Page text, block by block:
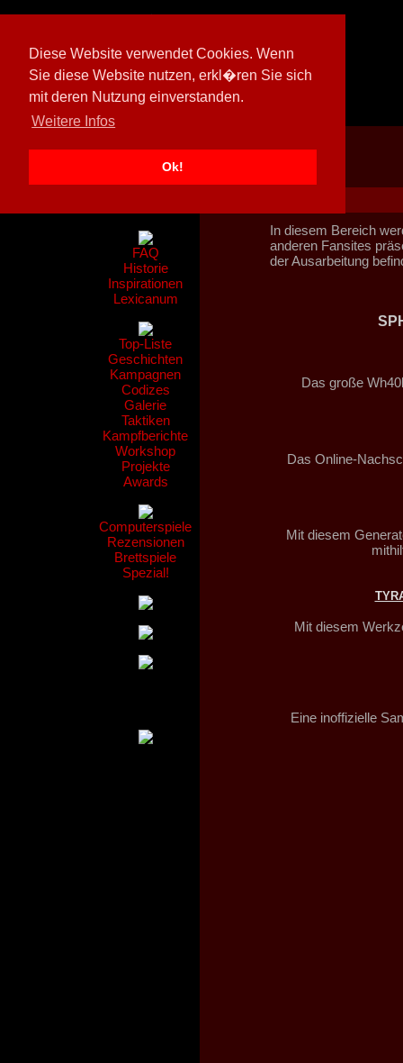
Diese Website verwendet Cookies. Wenn
Sie diese Website nutzen, erkl�ren Sie sich
mit deren Nutzung einverstanden.
Weitere Infos
Ok!
[ 597026/M3]
FAQ
Historie
Inspirationen
Lexicanum
Top-Liste
Geschichten
Kampagnen
Codizes
Galerie
Taktiken
Kampfberichte
Workshop
Projekte
Awards
Computerspiele
Rezensionen
Brettspiele
Spezial!
In diesem Bereich
anderen Fansites
der Ausarbeitung
Das große
Das Online-
Mit diesem
Mit diesem
Eine inoffizielle